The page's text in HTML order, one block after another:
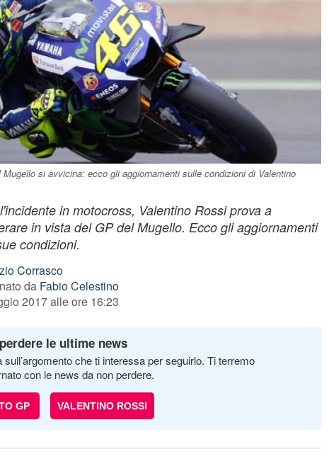
Mugello si avvicina: ecco gli aggiornamenti sulle condizioni di Valentino
in motocross, Valentino Rossi prova a
in vista del GP del Mugello. Ecco gli aggiornamenti
condizioni.
Corrasco
da Fabio Celestino
2017 alle ore 16:23
le ultime news
sull’argomento che ti interessa per seguirlo. Ti terremo
con le news da non perdere.
GP VALENTINO ROSSI